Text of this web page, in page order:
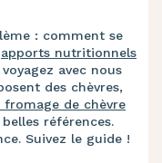
: comment se
apports nutritionnels
avec nous
des chèvres,
de chèvre
références.
Suivez le guide !